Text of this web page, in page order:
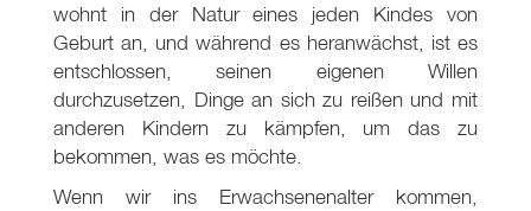
wohnt in der Natur eines jeden Kindes von
Geburt an, und während es heranwächst, ist es
entschlossen, seinen eigenen Willen
durchzusetzen, Dinge an sich zu reißen und mit
anderen Kindern zu kämpfen, um das zu
bekommen, was es möchte.
Wenn wir ins Erwachsenenalter kommen,